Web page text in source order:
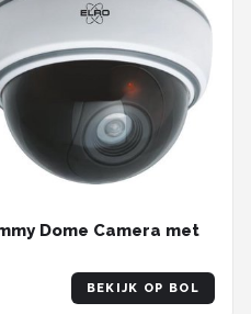
Dome Camera met
BEKIJK OP BOL